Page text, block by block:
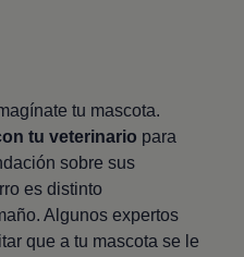
tu mascota.
tu veterinario para
sobre sus
es distinto
Algunos expertos
que a tu mascota se le